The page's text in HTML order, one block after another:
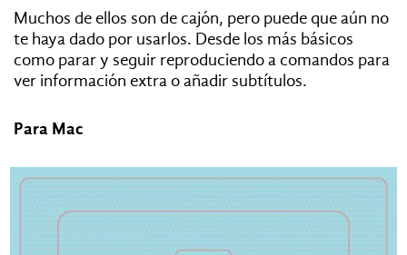
Muchos de ellos son de cajón, pero puede que aún no
te haya dado por usarlos. Desde los más básicos
como parar y seguir reproduciendo a comandos para
ver información extra o añadir subtítulos.
Para Mac